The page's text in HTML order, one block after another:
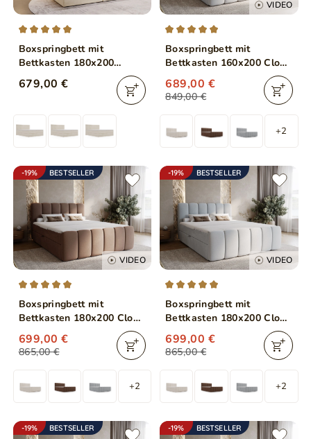
Boxspringbett mit
Bettkasten 180x200
Marbella Beige
679,00 €
VIDEO
Boxspringbett mit
Bettkasten 160x200 Cloud
Grau
849,00 €
689,00 €
+2
-19% BESTSELLER
VIDEO
Boxspringbett mit
Bettkasten 180x200 Cloud
Braun
865,00 €
699,00 €
+2
-19% BESTSELLER
VIDEO
Boxspringbett mit
Bettkasten 180x200 Cloud
Grau
865,00 €
699,00 €
+2
-19% BESTSELLER -19% BESTSELLER